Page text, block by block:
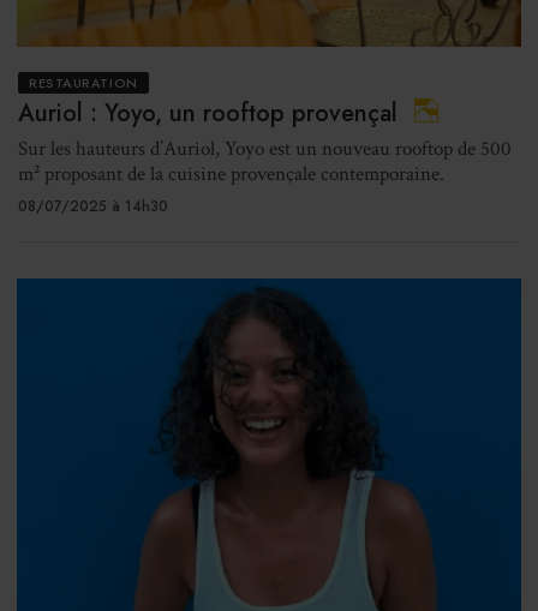
RESTAURATION
Auriol : Yoyo, un rooftop provençal
Sur les hauteurs d’Auriol, Yoyo est un nouveau rooftop de 500
m² proposant de la cuisine provençale contemporaine.
08/07/2025 à 14h30